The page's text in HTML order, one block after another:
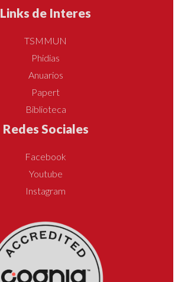
Links de Interes
TSMMUN
Phidias
Anuarios
Papert
Biblioteca
Redes Sociales
Facebook
Youtube
Instagram